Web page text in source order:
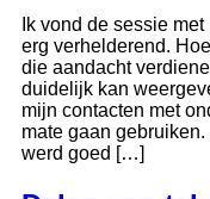
Ik vond de sessie
erg verhelderend.
die aandacht
duidelijk kan
mijn contacten met
mate gaan
werd goed […]